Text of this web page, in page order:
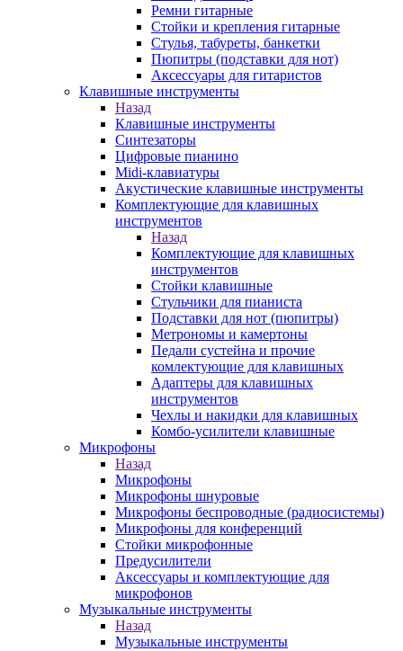
Ремни гитарные
Стойки и крепления гитарные
Стулья, табуреты, банкетки
Пюпитры (подставки для нот)
Аксессуары для гитаристов
Клавишные инструменты
Назад
Клавишные инструменты
Синтезаторы
Цифровые пианино
Midi-клавиатуры
Акустические клавишные инструменты
Комплектующие для клавишных
инструментов
Назад
Комплектующие для клавишных
инструментов
Стойки клавишные
Стульчики для пианиста
Подставки для нот (пюпитры)
Метрономы и камертоны
Педали сустейна и прочие
комлектующие для клавишных
Адаптеры для клавишных
инструментов
Чехлы и накидки для клавишных
Комбо-усилители клавишные
Микрофоны
Назад
Микрофоны
Микрофоны шнуровые
Микрофоны беспроводные (радиосистемы)
Микрофоны для конференций
Стойки микрофонные
Предусилители
Аксессуары и комплектующие для
микрофонов
Музыкальные инструменты
Назад
Музыкальные инструменты